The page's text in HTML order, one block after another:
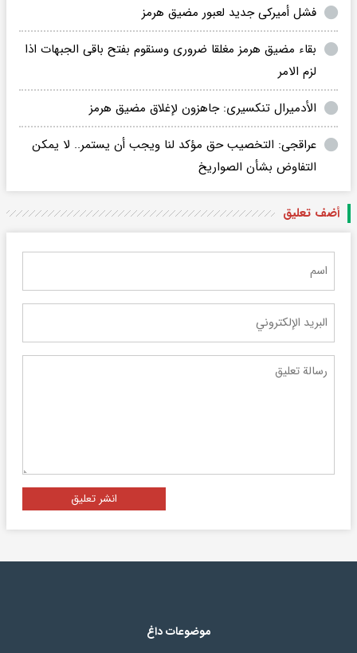
فشل أمیرکی جدید لعبور مضیق هرمز
بقاء مضیق هرمز مغلقا ضروری وسنقوم بفتح باقی الجبهات اذا
لزم الامر
الأدمیرال تنکسیری: جاهزون لإغلاق مضیق هرمز
عراقجی: التخصیب حق مؤکد لنا ویجب أن یستمر.. لا یمکن
التفاوض بشأن الصواریخ
أضف تعليق
انشر تعليق
موضوعات داغ